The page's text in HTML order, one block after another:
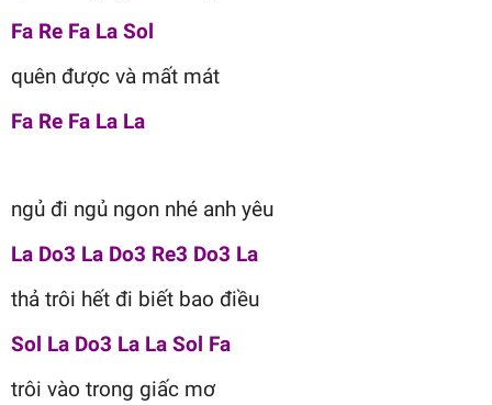
Fa Re Fa La Sol
quên được và mất mát
Fa Re Fa La La
ngủ đi ngủ ngon nhé anh yêu
La Do3 La Do3 Re3 Do3 La
thả trôi hết đi biết bao điều
Sol La Do3 La La Sol Fa
trôi vào trong giấc mơ